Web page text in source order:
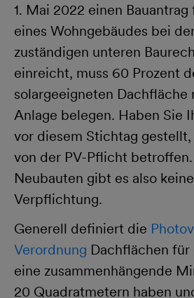
1. Mai 2022 einen
eines Wohngebäudes bei
zuständigen unteren
einreicht, muss 60 Prozent
solargeeigneten Dachfläche
Anlage belegen. Haben Sie
vor diesem Stichtag
von der PV-Pflicht
Neubauten gibt es also
Verpflichtung.
Generell definiert die
Verordnung Dachflächen
eine zusammenhängende
20 Quadratmetern haben